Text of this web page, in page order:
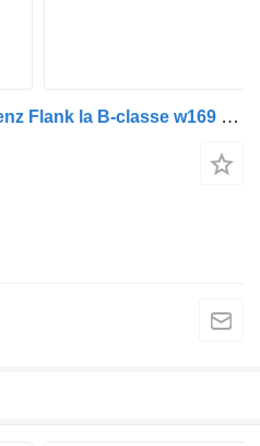
Aripă plastic Mercedes-Benz Flank la B-classe w169 5 deurs A1696303701 pentru automobil